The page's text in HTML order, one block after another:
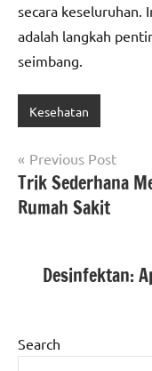
secara keseluruhan.
adalah langkah
seimbang.
Kesehatan
Post
navigation
Previous Post
Trik Sederhana
Rumah Sakit
Desinfektan:
Search